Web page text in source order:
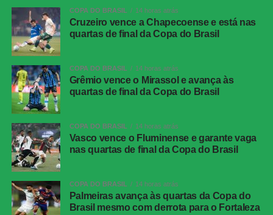
Twitter
Messenger
LinkedIn
Share
COPA DO BRASIL 14 horas atrás
Cruzeiro vence a Chapecoense e está nas
quartas de final da Copa do Brasil
COPA DO BRASIL 14 horas atrás
Grêmio vence o Mirassol e avança às
quartas de final da Copa do Brasil
COPA DO BRASIL 14 horas atrás
Vasco vence o Fluminense e garante vaga
nas quartas de final da Copa do Brasil
COPA DO BRASIL 14 horas atrás
Palmeiras avança às quartas da Copa do
Brasil mesmo com derrota para o Fortaleza